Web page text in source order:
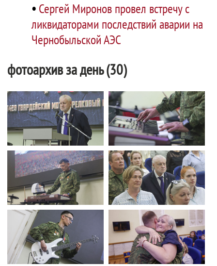
• Сергей Миронов провел встречу с
ликвидаторами последствий аварии на
Чернобыльской АЭС
фотоархив за день (30)